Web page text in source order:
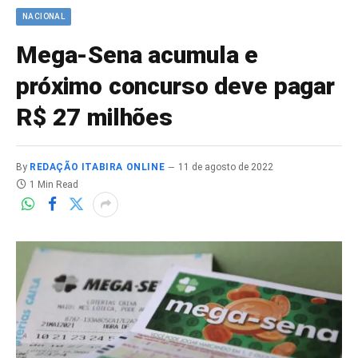
NACIONAL
Mega-Sena acumula e
próximo concurso deve pagar
R$ 27 milhões
By REDAÇÃO ITABIRA ONLINE
11 de agosto de 2022
1 Min Read